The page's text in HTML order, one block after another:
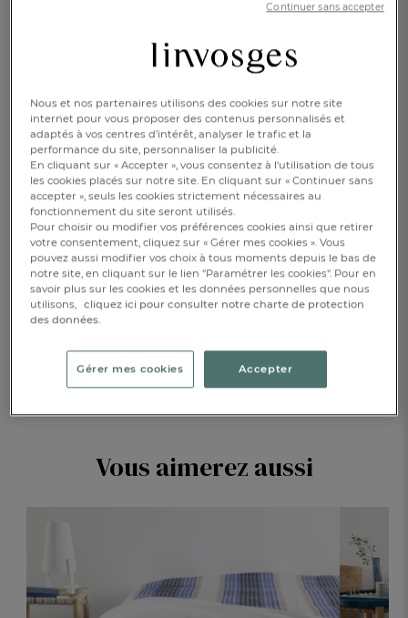
CH
Disponible
1 AJOUTER AU PANIER
RÉSERVER EN BOUTIQUE
DESCRIPTION
DÉTAILS
Vous aimerez aussi
Nous et nos partenaires utilisons des cookies sur notre site
internet pour vous proposer des contenus personnalisés et
adaptés à vos centres d’intérêt, analyser le trafic et la
performance du site, personnaliser la publicité.
En cliquant sur « Accepter », vous consentez à l'utilisation de tous
les cookies placés sur notre site. En cliquant sur « Continuer sans
accepter », seuls les cookies strictement nécessaires au
fonctionnement du site seront utilisés.
Pour choisir ou modifier vos préférences cookies ainsi que retirer
votre consentement, cliquez sur « Gérer mes cookies ». Vous
pouvez aussi modifier vos choix à tous moments depuis le bas de
notre site, en cliquant sur le lien "Paramétrer les cookies". Pour en
savoir plus sur les cookies et les données personnelles que nous
utilisons, cliquez ici pour consulter notre charte de protection
des données.
Gérer mes cookies Accepter
Continuer sans accepter